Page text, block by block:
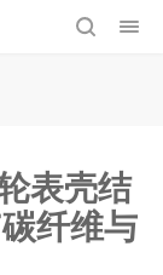
表壳结
纤维与